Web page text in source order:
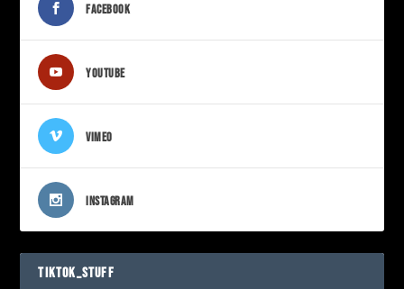
FACEBOOK
YOUTUBE
VIMEO
INSTAGRAM
TIKTOK_STUFF